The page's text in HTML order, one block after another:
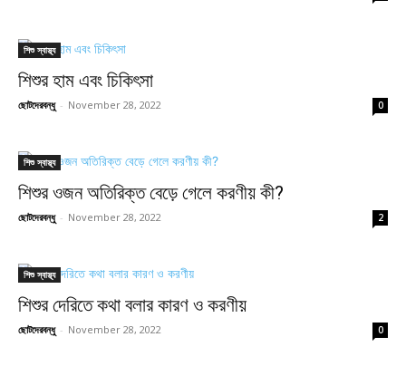
শিশু স্বাস্থ্য
শিশুর হাম এবং চিকিৎসা
ছোটদেরবন্ধু - November 28, 2022 0
শিশু স্বাস্থ্য
শিশুর ওজন অতিরিক্ত বেড়ে গেলে করণীয় কী?
ছোটদেরবন্ধু - November 28, 2022 2
শিশু স্বাস্থ্য
শিশুর দেরিতে কথা বলার কারণ ও করণীয়
ছোটদেরবন্ধু - November 28, 2022 0